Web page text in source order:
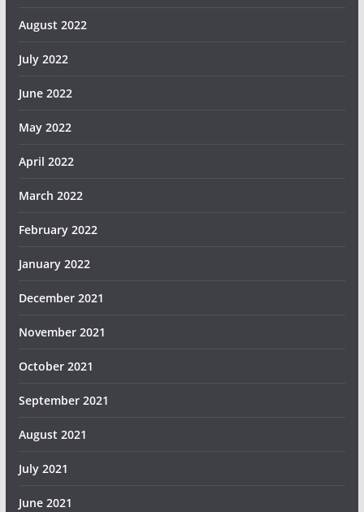
August 2022
July 2022
June 2022
May 2022
April 2022
March 2022
February 2022
January 2022
December 2021
November 2021
October 2021
September 2021
August 2021
July 2021
June 2021